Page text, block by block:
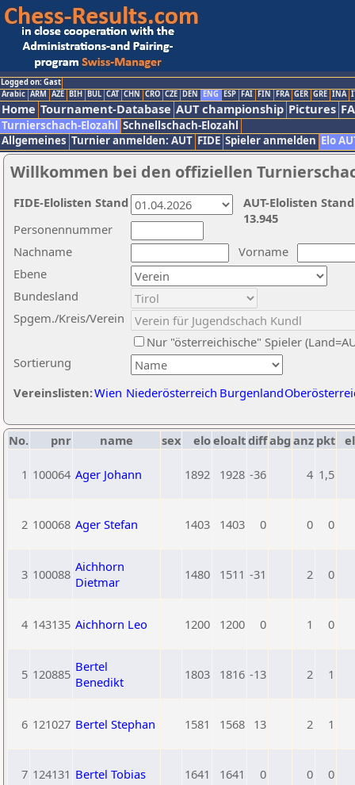
Logged on: Gast
Arabic ARM AZE BIH BUL CAT CHN CRO CZE DEN ENG ESP FAI FIN FRA GER GRE INA
Home Tournament-Database AUT championship Pictures
Turnierschach-Elozahl Schnellschach-Elozahl
Allgemeines Turnier anmelden: AUT FIDE Spieler anmelden Elo
Willkommen bei den offiziellen
Nachname
Vorname
Ebene
Sortierung
Personennummer
Bundesland
Spgem./Kreis/Verein
Nur "österreichische" Spieler
Vereinslisten:Wien Niederösterreich Burgenland
AUT-Elolisten
13.945
FIDE-Elolisten Stand
No. pnr name sex eloeloaltdiffabg anz pkt
1 100064 Ager Johann 1892 1928 -36 4 1,5
2 100068 Ager Stefan 1403 1403 0 0 0
3 100088 Aichhorn
Dietmar
1480 1511 -31 2 0
4 143135 Aichhorn Leo 1200 1200 0 1 0
5 120885 Bertel
Benedikt
1803 1816 -13 2 1
6 121027 Bertel Stephan 1581 1568 13 2 1
7 124131 Bertel Tobias 1641 1641 0 0 0